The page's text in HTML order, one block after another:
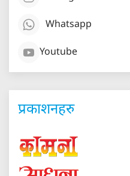
Whatsapp
Youtube
प्रकाशनहरु